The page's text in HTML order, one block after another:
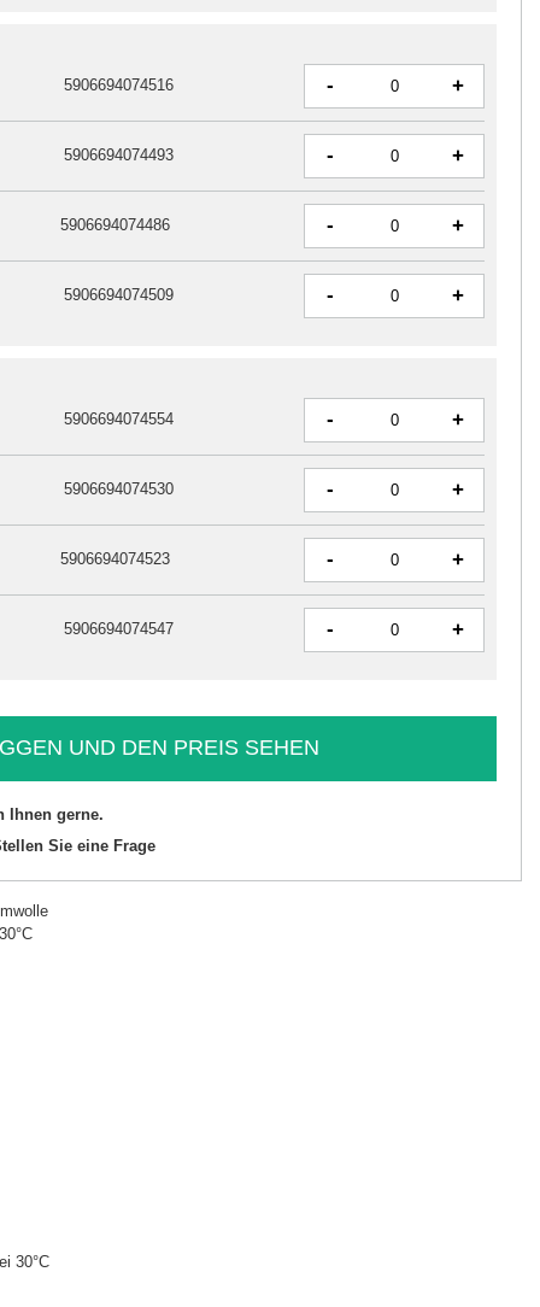
5906694074516 - +
5906694074493 - +
5906694074486 - +
5906694074509 - +
5906694074554 - +
5906694074530 - +
5906694074523 - +
5906694074547 - +
UND DEN PREIS SEHEN
Ihnen gerne.
Sie eine Frage
30°C